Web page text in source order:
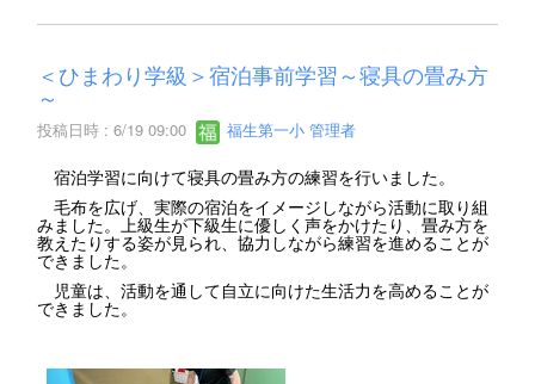
＜ひまわり学級＞宿泊事前学習～寝具の畳み方
～
投稿日時 : 6/19 09:00 福生第一小 管理者
宿泊学習に向けて寝具の畳み方の練習を行いました。
毛布を広げ、実際の宿泊をイメージしながら活動に取り組
みました。上級生が下級生に優しく声をかけたり、畳み方を
教えたりする姿が見られ、協力しながら練習を進めることが
できました。
児童は、活動を通して自立に向けた生活力を高めることが
できました。